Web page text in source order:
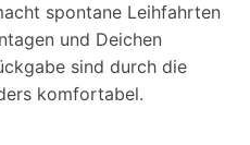
spontane Leihfahrten
und Deichen
sind durch die
komfortabel.